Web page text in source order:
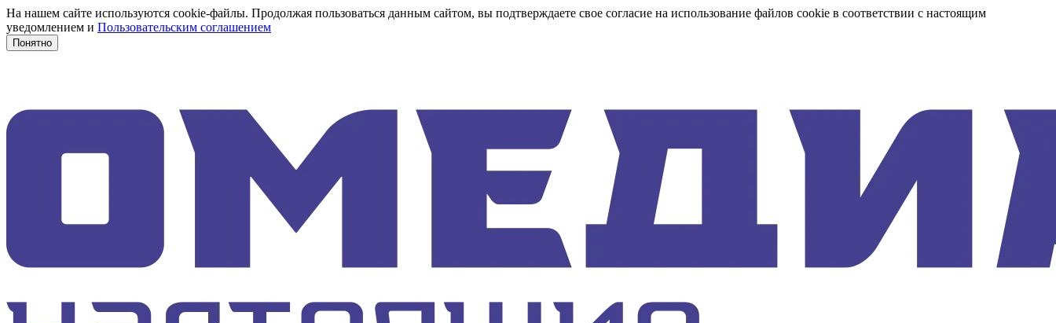
На нашем сайте используются cookie-файлы. Продолжая пользоваться данным сайтом, вы подтверждаете свое согласие на использование файлов cookie в соответствии с настоящим
уведомлением и Пользовательским соглашением
Понятно